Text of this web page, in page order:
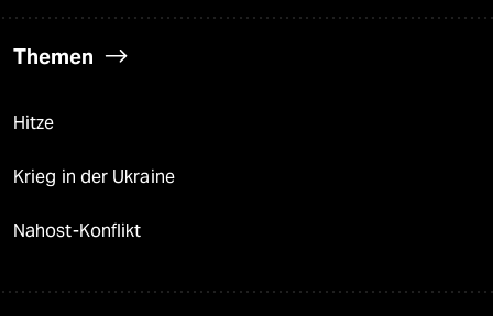
Themen
Hitze
Krieg in der Ukraine
Nahost-Konflikt